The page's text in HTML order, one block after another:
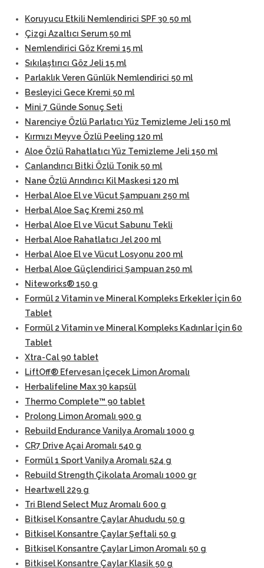
Koruyucu Etkili Nemlendirici SPF 30 50 ml
Çizgi Azaltıcı Serum 50 ml
Nemlendirici Göz Kremi 15 ml
Sıkılaştırıcı Göz Jeli 15 ml
Parlaklık Veren Günlük Nemlendirici 50 ml
Besleyici Gece Kremi 50 ml
Mini 7 Günde Sonuç Seti
Narenciye Özlü Parlatıcı Yüz Temizleme Jeli 150 ml
Kırmızı Meyve Özlü Peeling 120 ml
Aloe Özlü Rahatlatıcı Yüz Temizleme Jeli 150 ml
Canlandırıcı Bitki Özlü Tonik 50 ml
Nane Özlü Arındırıcı Kil Maskesi 120 ml
Herbal Aloe El ve Vücut Şampuanı 250 ml
Herbal Aloe Saç Kremi 250 ml
Herbal Aloe El ve Vücut Sabunu Tekli
Herbal Aloe Rahatlatıcı Jel 200 ml
Herbal Aloe El ve Vücut Losyonu 200 ml
Herbal Aloe Güçlendirici Şampuan 250 ml
Niteworks® 150 g
Formül 2 Vitamin ve Mineral Kompleks Erkekler İçin 60
Tablet
Formül 2 Vitamin ve Mineral Kompleks Kadınlar İçin 60
Tablet
Xtra-Cal 90 tablet
LiftOff® Efervesan İçecek Limon Aromalı
Herbalifeline Max 30 kapsül
Thermo Complete™ 90 tablet
Prolong Limon Aromalı 900 g
Rebuild Endurance Vanilya Aromalı 1000 g
CR7 Drive Açai Aromalı 540 g
Formül 1 Sport Vanilya Aromalı 524 g
Rebuild Strength Çikolata Aromalı 1000 gr
Heartwell 229 g
Tri Blend Select Muz Aromalı 600 g
Bitkisel Konsantre Çaylar Ahududu 50 g
Bitkisel Konsantre Çaylar Şeftali 50 g
Bitkisel Konsantre Çaylar Limon Aromalı 50 g
Bitkisel Konsantre Çaylar Klasik 50 g